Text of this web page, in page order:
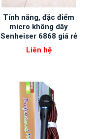
Tính năng, đặc điểm
micro không dây
Senheiser 6868 giá rẻ
Liên hệ